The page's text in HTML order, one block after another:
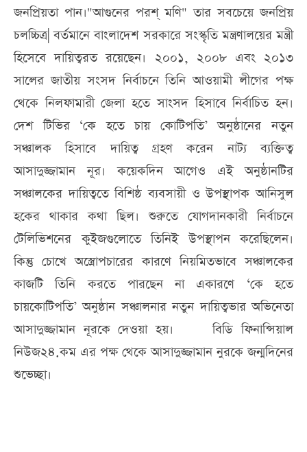
জনপ্রিয়তা পান।"আগুনের পরশ্ মণি" তার সবচেয়ে জনপ্রিয়
চলচ্চিত্র| বর্তমানে বাংলাদেশ সরকারে সংস্কৃতি মন্ত্রণালয়ের মন্ত্রী
হিসেবে দায়িত্বরত রয়েছেন। ২০০১, ২০০৮ এবং ২০১‎৩
সালের জাতীয় সংসদ নির্বাচনে তিনি আওয়ামী লীগের পক্ষ
থেকে নিলফামারী জেলা হতে সাংসদ হিসাবে নির্বাচিত হন।
দেশ টিভির ‘কে হতে চায় কোটিপতি’ অনুষ্ঠানের নতুন
সঞ্চালক হিসাবে দায়িত্ব গ্রহণ করেন নাট্য ব্যক্তিত্ব
আসাদুজ্জামান নূর। কয়েকদিন আগেও এই অনুষ্ঠানটির
সঞ্চালকের দায়িত্বতে বিশিষ্ঠ ব্যবসায়ী ও উপস্থাপক আনিসুল
হকের থাকার কথা ছিল। শুরুতে যোগদানকারী নির্বাচনে
টেলিভিশনের কুইজগুলোতে তিনিই উপস্থাপন করেছিলেন।
কিন্তু চোখে অস্ত্রোপচারের কারণে নিয়মিতভাবে সঞ্চালকের
কাজটি তিনি করতে পারছেন না একারণে ‘কে হতে
চায়কোটিপতি’ অনুষ্ঠান সঞ্চালনার নতুন দায়িত্বভার অভিনেতা
আসাদুজ্জামান নূরকে দেওয়া হয়। বিডি ফিনান্সিয়াল
নিউজ২৪.কম এর পক্ষ থেকে আসাদুজ্জামান নুরকে জন্মদিনের
শুভেচ্ছা।